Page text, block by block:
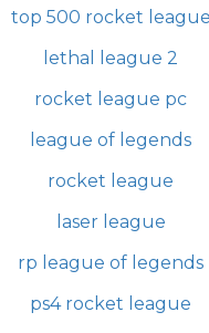
top 500 rocket league
lethal league 2
rocket league pc
league of legends
rocket league
laser league
rp league of legends
ps4 rocket league